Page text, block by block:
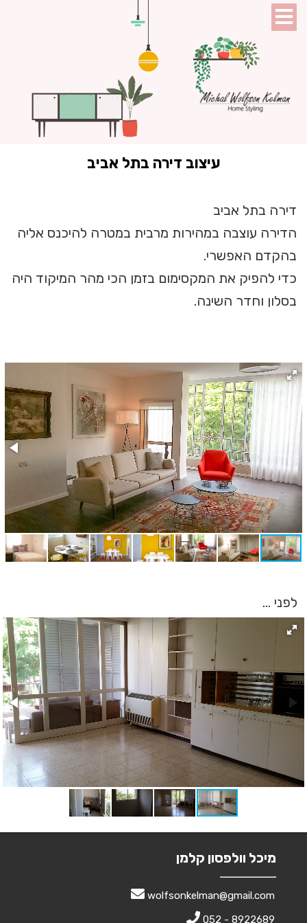
עיצוב דירה בתל אביב
דירה בתל אביב
הדירה עוצבה במהירות מרבית במטרה להיכנס אליה
בהקדם האפשרי.
כדי להפיק את המקסימום בזמן הכי מהר המיקוד היה
בסלון וחדר השינה.
לפני ...
מיכל וולפסון קלמן
wolfsonkelman@gmail.com
052 - 8922689